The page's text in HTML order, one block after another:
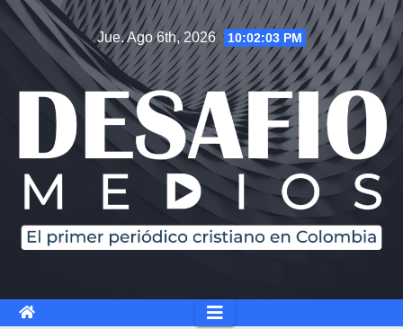
Jue. Ago 6th, 2026 10:02:04 PM